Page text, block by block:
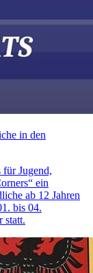
in den
für Jugend,
ein
ab 12 Jahren
bis 04.
statt.